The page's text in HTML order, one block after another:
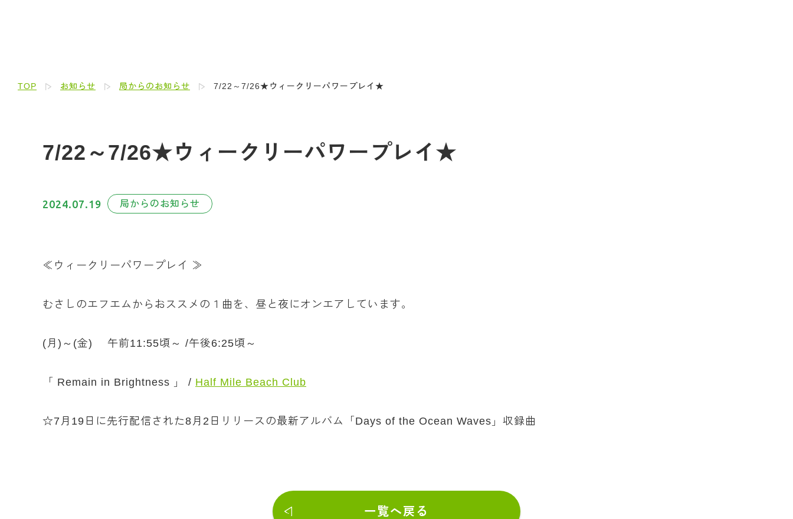
TOP お知らせ 局からのお知らせ 7/22～7/26★ウィークリーパワープレイ★
7/22～7/26★ウィークリーパワープレイ★
2024.07.19 局からのお知らせ
≪ウィークリーパワープレイ ≫
むさしのエフエムからおススメの１曲を、昼と夜にオンエアしています。
(月)～(金) 午前11:55頃～ /午後6:25頃～
「 Remain in Brightness 」 / Half Mile Beach Club
☆7月19日に先行配信された8月2日リリースの最新アルバム「Days of the Ocean Waves」収録曲
一覧へ戻る